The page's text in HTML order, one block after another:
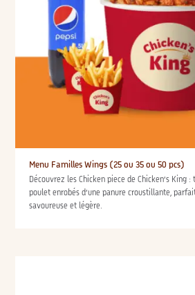
Menu Familles Wings (25 ou 35 ou 50 pcs)
Découvrez les Chicken piece de Chicken’s King
poulet enrobés d’une panure croustillante,
savoureuse et légère.